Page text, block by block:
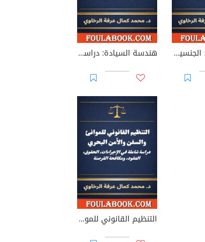
أهلية الانتماء: الجنسية وتنازع القوانين ومركز الأجانب هندسة السيادة: دراسة مقارنة موسعة في فلسفة نشأة الدساتير
التنظيم القانوني للموانئ والسفن والأمن البحري